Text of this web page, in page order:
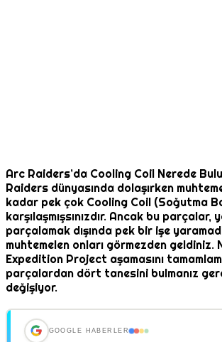
Arc Raiders’da Cooling Coil Nerede
Raiders dünyasında dolaşırken
kadar pek çok Cooling Coil (Soğutma
karşılaşmışsınızdır. Ancak bu parçalar,
parçalamak dışında pek bir işe
muhtemelen onları görmezden geldiniz.
Expedition Project aşamasını
parçalardan dört tanesini bulmanız
değişiyor.
GOOGLE HABERLER